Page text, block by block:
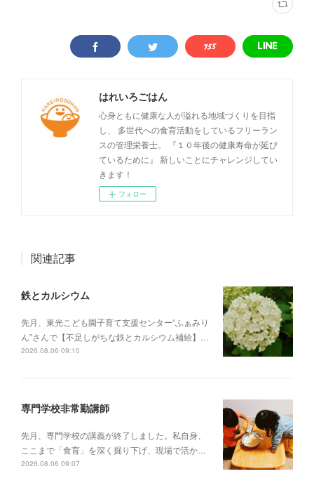
はれいろごはん
心身ともに健康な人が溢れる地域づくりを目指
し、 多世代への食育活動をしているフリーラン
スの管理栄養士。 『１０年後の健康寿命が延び
ているために』 新しいことにチャレンジしてい
きます！
フォロー
関連記事
鉄とカルシウム
先月、東光こども園子育て支援センター“ふぁみり
ん”さんで【不足しがちな鉄とカルシウム補給】…
2026.08.06 09:10
専門学校非常勤講師
先月、専門学校の講義が終了しました。私自身、
ここまで「食育」を深く掘り下げ、現場で活か…
2026.08.06 09:07